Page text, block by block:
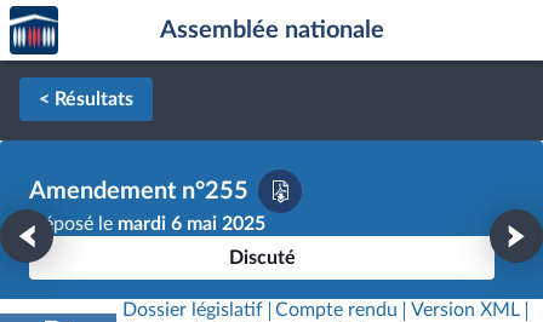
Aller au contenu
Aller en bas de la page
Accèder
à la
page
d'accueil
Assemblée nationale
< Résultats
Amendement n°255
Déposé le mardi 6 mai 2025
Discuté
Dossier législatif Compte rendu
Version XML